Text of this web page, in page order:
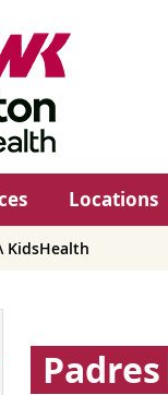
Locations
KidsHealth
Padres